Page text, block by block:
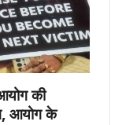
की
आयोग के